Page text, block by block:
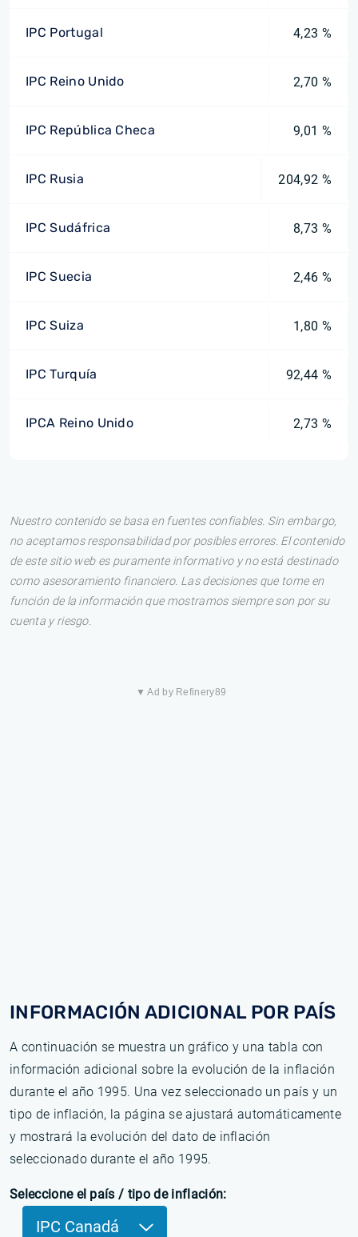
IPC Portugal 4,23 %
IPC Reino Unido 2,70 %
IPC República Checa 9,01 %
IPC Rusia 204,92 %
IPC Sudáfrica 8,73 %
IPC Suecia 2,46 %
IPC Suiza 1,80 %
IPC Turquía 92,44 %
IPCA Reino Unido 2,73 %
Nuestro contenido se basa en fuentes confiables. Sin embargo,
no aceptamos responsabilidad por posibles errores. El contenido
de este sitio web es puramente informativo y no está destinado
como asesoramiento financiero. Las decisiones que tome en
función de la información que mostramos siempre son por su
cuenta y riesgo.
▼ Ad by Refinery89
INFORMACIÓN ADICIONAL POR PAÍS
A continuación se muestra un gráfico y una tabla con
información adicional sobre la evolución de la inflación
durante el año 1995. Una vez seleccionado un país y un
tipo de inflación, la página se ajustará automáticamente
y mostrará la evolución del dato de inflación
seleccionado durante el año 1995.
Seleccione el país / tipo de inflación:
IPC Canadá